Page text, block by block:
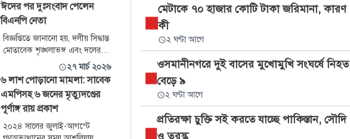
ঈদের পর দুঃসংবাদ পেলেন
বিএনপি নেতা
বিজ্ঞপ্তিতে জানানো হয়, দলীয় সিদ্ধান্ত
মোতাবেক শৃঙ্খলাভঙ্গ এবং দলের
নীতি ও আদর্শ পরিপন্থি, বিতর্কিত
কর্মকাণ্ডের সুনির্দিষ্ট অভিযোগের
ভিত্তিতে মোখলেছুর রহমান খান
ইলিয়াস শাহীকে সাংগঠনিক পদ
থেকে বহিষ্কার করা হলো এবং ওই
ইউনিয়নের দলীয় সব কার্যক্রম থেকে
অব্যাহতি দেওয়া হলো।
২৭ মার্চ ২০২৬
৬ লাশ পোড়ানো মামলা: সাবেক
এমপিসহ ৬ জনের মৃত্যুদণ্ডের
পূর্ণাঙ্গ রায় প্রকাশ
২০২৪ সালের জুলাই-আগস্টে
মেটাকে ৭০ হাজার কোটি টাকা জরিমানা, কারণ
কী
২ ঘণ্টা আগে
ওসমানীনগরে দুই বাসের মুখোমুখি সংঘর্ষে নিহত
বেড়ে ৯
২ ঘণ্টা আগে
প্রতিরক্ষা চুক্তি সই করতে যাচ্ছে পাকিস্তান, সৌদি
ও তুরস্ক